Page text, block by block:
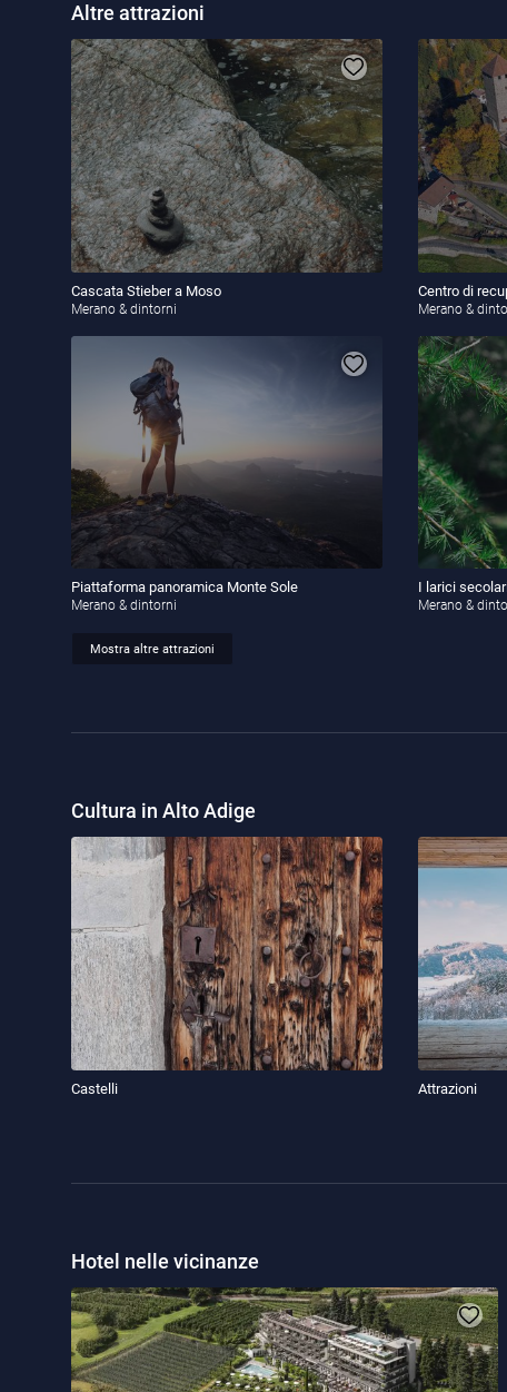
Altre attrazioni
Cascata Stieber a Moso
Merano & dintorni
Centro di
Merano &
Piattaforma panoramica Monte Sole
Merano & dintorni
I larici
Merano &
Mostra altre attrazioni
Cultura in Alto Adige
Castelli Attrazioni
Hotel nelle vicinanze